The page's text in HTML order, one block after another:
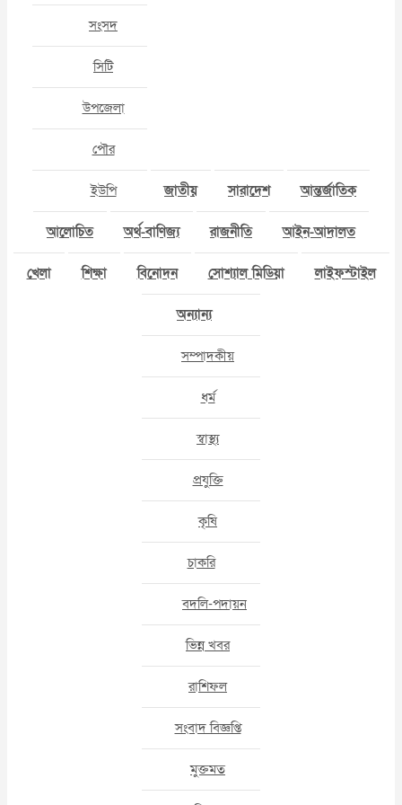
সংসদ
সিটি
উপজেলা
পৌর
ইউপি জাতীয় সারাদেশ আন্তর্জাতিক
আলোচিত অর্থ-বাণিজ্য রাজনীতি আইন-আদালত
খেলা শিক্ষা বিনোদন সোশ্যাল মিডিয়া লাইফস্টাইল
অন্যান্য
সম্পাদকীয়
ধর্ম
স্বাস্থ্য
প্রযুক্তি
কৃষি
চাকরি
বদলি-পদায়ন
ভিন্ন খবর
রাশিফল
সংবাদ বিজ্ঞপ্তি
মুক্তমত